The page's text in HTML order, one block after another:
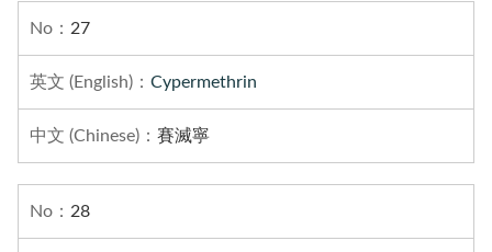
27
Cypermethrin
賽滅寧
28